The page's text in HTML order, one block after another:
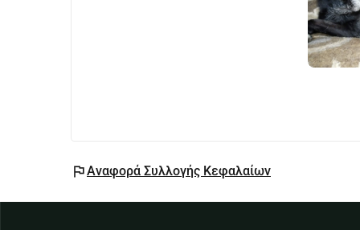
flagΑναφορά Συλλογής Κεφαλαίων